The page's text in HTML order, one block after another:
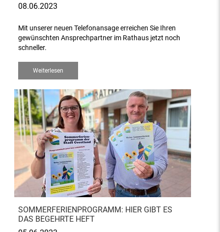
08.06.2023
Mit unserer neuen Telefonansage erreichen Sie Ihren
gewünschten Ansprechpartner im Rathaus jetzt noch
schneller.
Weiterlesen
SOMMERFERIENPROGRAMM: HIER GIBT ES
DAS BEGEHRTE HEFT